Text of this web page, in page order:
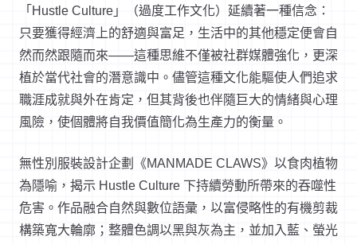
「 Hustle Culture 」（過度工作文化）延續著一種信念：
只要獲得經濟上的舒適與富足，生活中的其他穩定便會自
然而然跟隨而來——這種思維不僅被社群媒體強化，更深
植於當代社會的潛意識中。儘管這種文化能驅使人們追求
職涯成就與外在肯定，但其背後也伴隨巨大的情緒與心理
風險，使個體將自我價值簡化為生產力的衡量。
無性別服裝設計企劃《MANMADE CLAWS》以食肉植物
為隱喻，揭示 Hustle Culture 下持續勞動所帶來的吞噬性
危害。作品融合自然與數位語彙，以富侵略性的有機剪裁
構築寬大輪廓；整體色調以黑與灰為主，並加入藍、螢光